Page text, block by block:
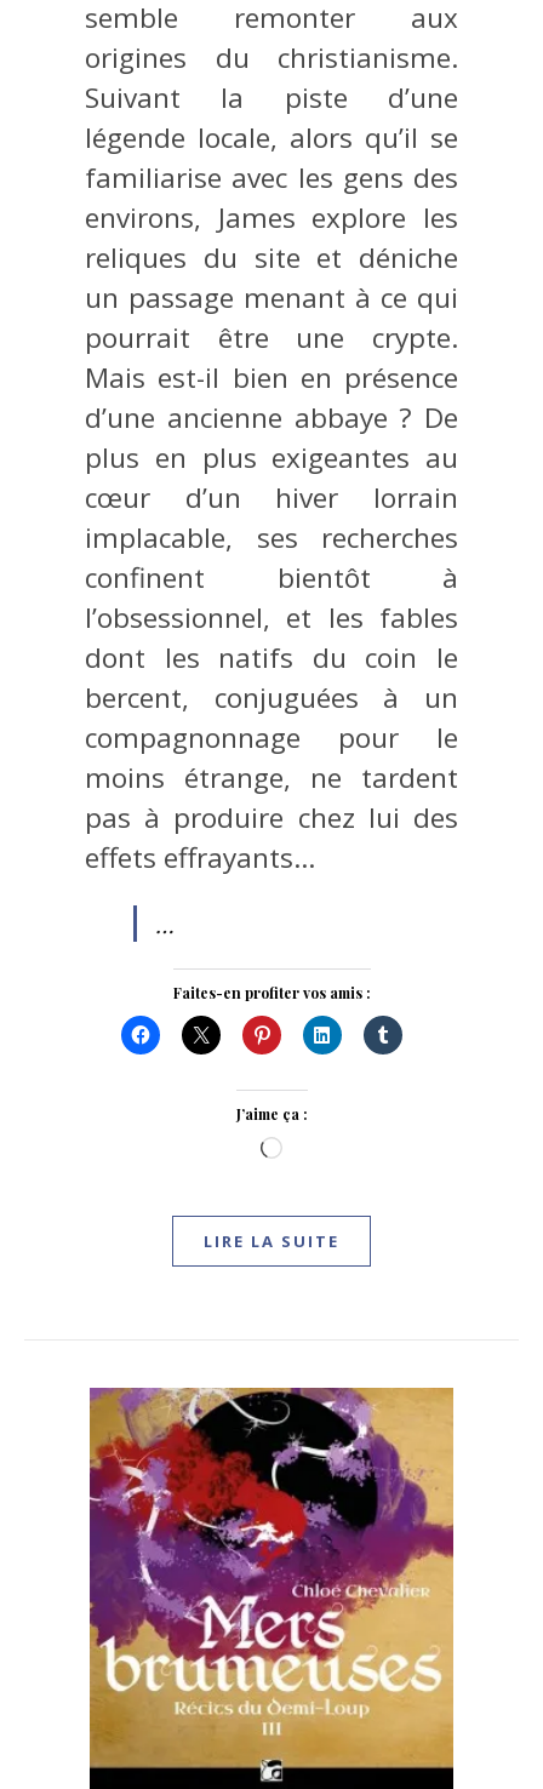
semble remonter aux
origines du christianisme.
Suivant la piste d’une
légende locale, alors qu’il se
familiarise avec les gens des
environs, James explore les
reliques du site et déniche
un passage menant à ce qui
pourrait être une crypte.
Mais est-il bien en présence
d’une ancienne abbaye ? De
plus en plus exigeantes au
cœur d’un hiver lorrain
implacable, ses recherches
confinent bientôt à
l’obsessionnel, et les fables
dont les natifs du coin le
bercent, conjuguées à un
compagnonnage pour le
moins étrange, ne tardent
pas à produire chez lui des
effets effrayants…
…
Faites-en profiter vos amis :
J’aime ça :
Chargement…
LIRE LA SUITE